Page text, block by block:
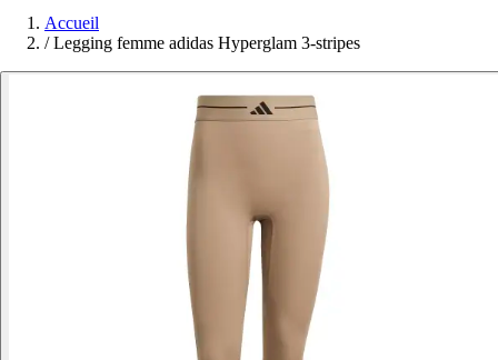
Accueil
/ Legging femme adidas Hyperglam 3-stripes